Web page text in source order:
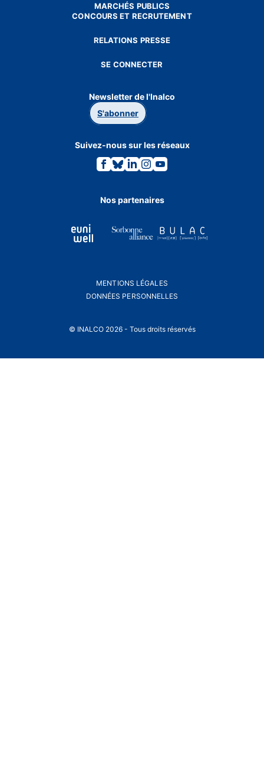
MARCHÉS PUBLICS
CONCOURS ET RECRUTEMENT
RELATIONS PRESSE
SE CONNECTER
Newsletter de l'Inalco
S'abonner
Suivez-nous sur les réseaux
Lien
vers
Facebook.
Lien
vers
Bluesky.
Lien
vers
Linkedin.
Lien
vers
Instagram.
Lien
vers
Youtube.
Nos partenaires
MENTIONS LÉGALES
DONNÉES PERSONNELLES
© INALCO 2026 - Tous droits réservés